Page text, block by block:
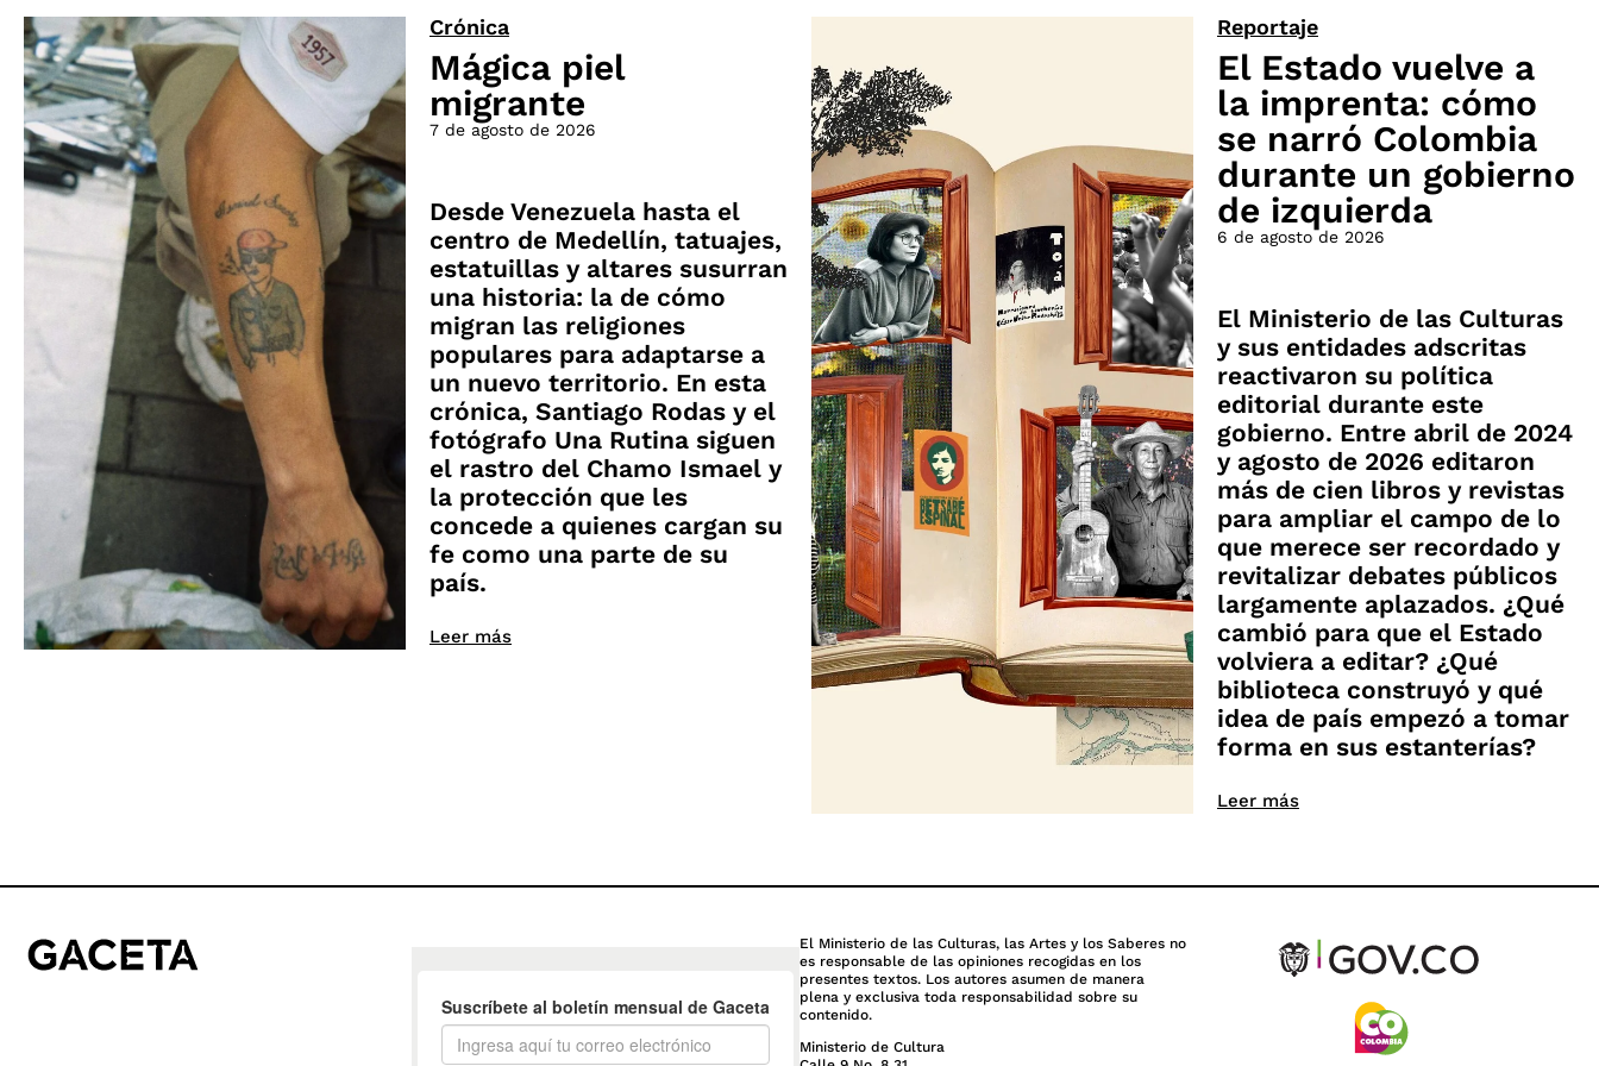
Crónica
Mágica piel
migrante
7 de agosto de 2026
Desde Venezuela hasta el
centro de Medellín, tatuajes,
estatuillas y altares susurran
una historia: la de cómo
migran las religiones
populares para adaptarse a
un nuevo territorio. En esta
crónica, Santiago Rodas y el
fotógrafo Una Rutina siguen
el rastro del Chamo Ismael y
la protección que les
concede a quienes cargan su
fe como una parte de su
país.
Leer más
Reportaje
El Estado vuelve a
la imprenta: cómo
se narró Colombia
durante un gobierno
de izquierda
6 de agosto de 2026
El Ministerio de las Culturas
y sus entidades adscritas
reactivaron su política
editorial durante este
gobierno. Entre abril de 2024
y agosto de 2026 editaron
más de cien libros y revistas
para ampliar el campo de lo
que merece ser recordado y
revitalizar debates públicos
largamente aplazados. ¿Qué
cambió para que el Estado
volviera a editar? ¿Qué
biblioteca construyó y qué
idea de país empezó a tomar
forma en sus estanterías?
Leer más
El Ministerio de las Culturas, las Artes y los Saberes no
es responsable de las opiniones recogidas en los
presentes textos. Los autores asumen de manera
plena y exclusiva toda responsabilidad sobre su
contenido.
Ministerio de Cultura